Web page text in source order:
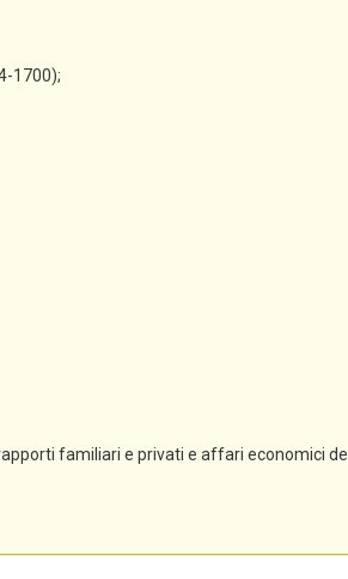
1700);
familiari e privati e affari economici del